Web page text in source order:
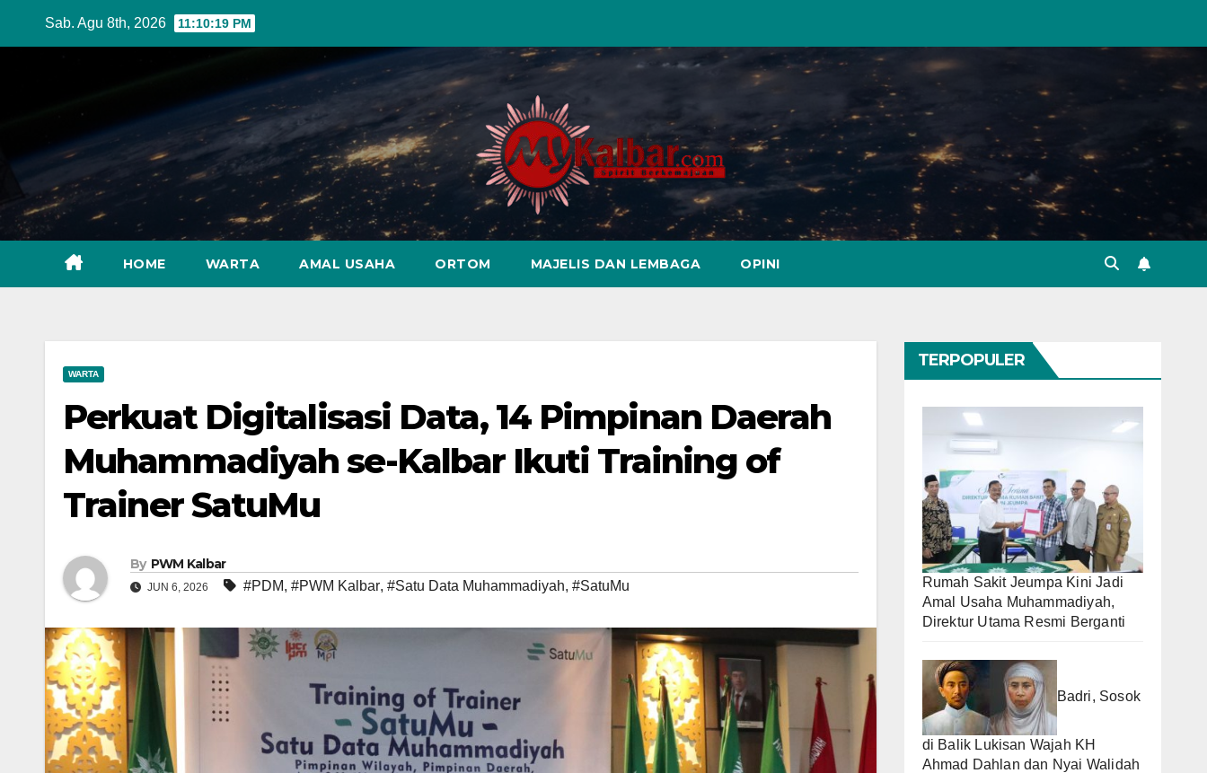
Sab. Agu 8th, 2026 11:10:21 PM
HOME WARTA AMAL USAHA ORTOM MAJELIS DAN LEMBAGA OPINI
WARTA
Perkuat Digitalisasi Data, 14 Pimpinan Daerah
Muhammadiyah se-Kalbar Ikuti Training of
Trainer SatuMu
By PWM Kalbar
JUN 6, 2026 #PDM, #PWM Kalbar, #Satu Data Muhammadiyah, #SatuMu
TERPOPULER
Rumah Sakit Jeumpa Kini Jadi
Amal Usaha Muhammadiyah,
Direktur Utama Resmi Berganti
Badri, Sosok
di Balik Lukisan Wajah KH
Ahmad Dahlan dan Nyai Walidah